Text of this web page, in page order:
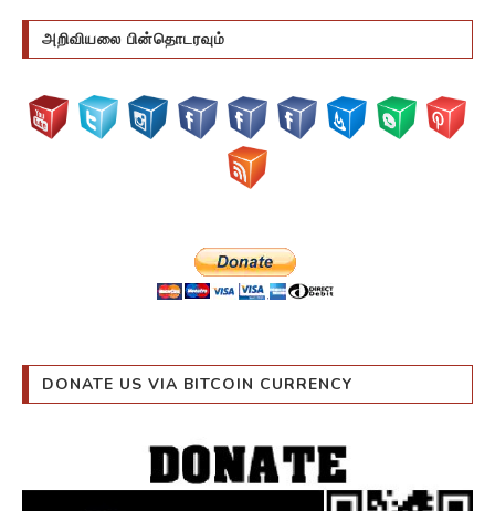
அறிவியலை பின்தொடரவும்
DONATE US VIA BITCOIN CURRENCY